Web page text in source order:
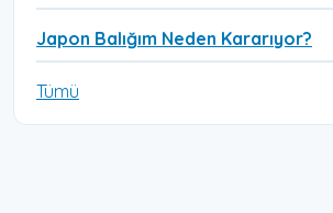
Japon Balığım Neden Kararıyor?
Tümü